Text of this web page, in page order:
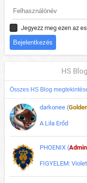
Jegyezz meg ezen az
HS
Összes HS Blog
darkonee (
A Lila Erőd
PHOENIX (Admin
FIGYELEM: